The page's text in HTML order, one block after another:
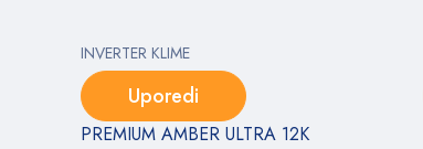
INVERTER KLIME
Uporedi
PREMIUM AMBER ULTRA 12K